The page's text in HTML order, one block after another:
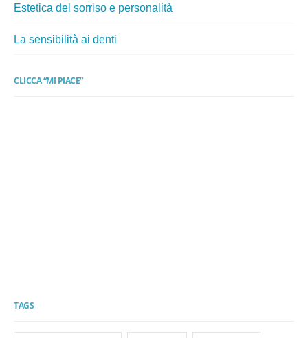
Estetica del sorriso e personalità
La sensibilità ai denti
CLICCA “MI PIACE”
TAGS